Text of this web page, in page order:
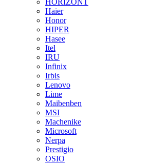
HORIZONT
Haier
Honor
HIPER
Hasee
Itel
IRU
Infinix
Irbis
Lenovo
Lime
Maibenben
MSI
Machenike
Microsoft
Nerpa
Prestigio
OSIO